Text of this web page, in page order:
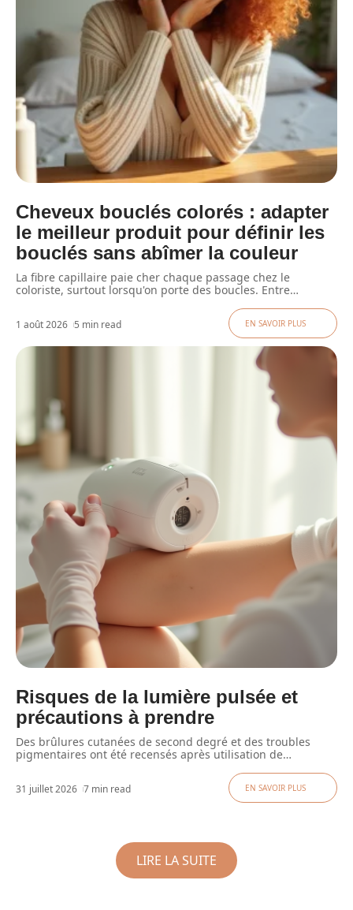
Cheveux bouclés colorés : adapter
le meilleur produit pour définir les
bouclés sans abîmer la couleur
La fibre capillaire paie cher chaque passage chez le
coloriste, surtout lorsqu'on porte des boucles. Entre…
1 août 2026 5 min read EN SAVOIR PLUS
Risques de la lumière pulsée et
précautions à prendre
Des brûlures cutanées de second degré et des troubles
pigmentaires ont été recensés après utilisation de…
31 juillet 2026 7 min read EN SAVOIR PLUS
LIRE LA SUITE